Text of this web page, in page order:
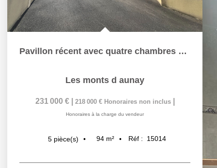
Pavillon récent avec quatre chambres à Aunay-sur-Odon -...
Les monts d aunay
231 000 € 218 000 € Honoraires non inclus
Honoraires à la charge du vendeur
5 pièce(s) 94 m² Réf : 15014